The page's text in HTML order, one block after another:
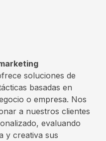
soluciones de
basadas en
o empresa. Nos
a nuestros clientes
evaluando
y creativa sus